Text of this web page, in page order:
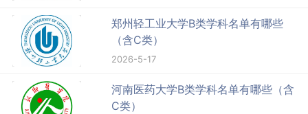
郑州轻工业大学B类学科名单有哪些
（含C类）
2026-5-17
河南医药大学B类学科名单有哪些（含
C类）